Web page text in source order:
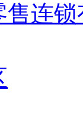
售连